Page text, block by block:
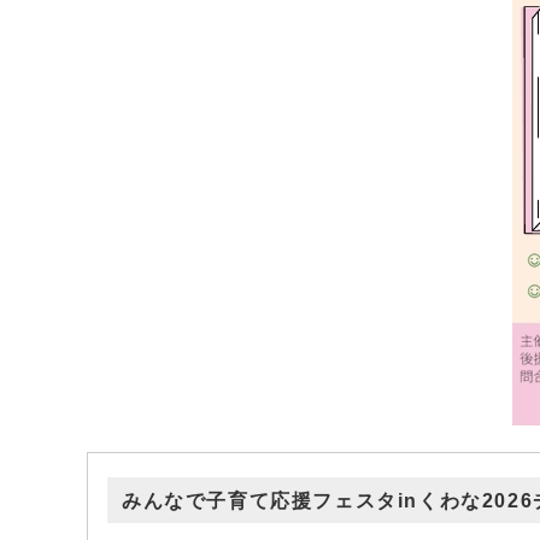
みんなで子育て応援フェスタinくわな2026